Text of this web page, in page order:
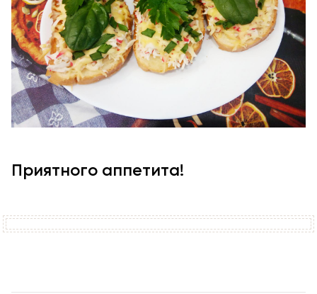
Приятного аппетита!